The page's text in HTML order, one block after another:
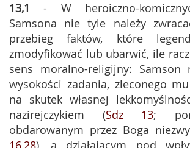
13,1
- W heroiczno-
Samsona nie tyle należy
przebieg faktów, które
zmodyfikować lub ubarwić, ile
sens moralno-religijny:
wysokości zadania, zleconego
na skutek własnej
nazirejczykiem (Sdz 13;
obdarowanym przez Boga
16,28), a działającym pod